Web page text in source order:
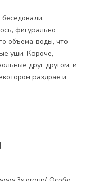
фигурально
объема воды, что
уши. Короче,
друг другом, и
раздрае и